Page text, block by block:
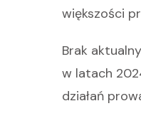
większości
Brak
w latach
działań